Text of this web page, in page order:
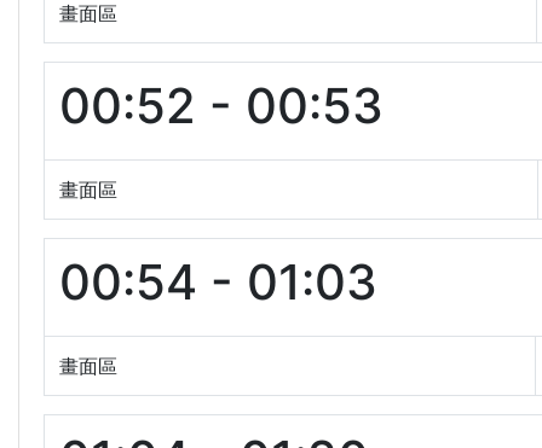
畫面區
00:52 - 00:53
畫面區
00:54 - 01:03
畫面區